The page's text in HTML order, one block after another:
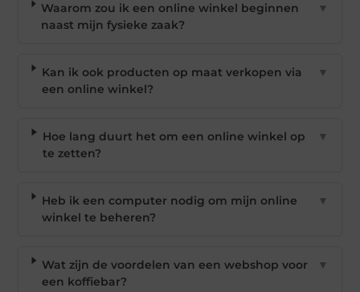
Waarom zou ik een online winkel beginnen
naast mijn fysieke zaak?
▼
Kan ik ook producten op maat verkopen via
een online winkel?
▼
Hoe lang duurt het om een online winkel op
te zetten?
▼
Heb ik een computer nodig om mijn online
winkel te beheren?
▼
Wat zijn de voordelen van een webshop voor
een koffiebar?
▼